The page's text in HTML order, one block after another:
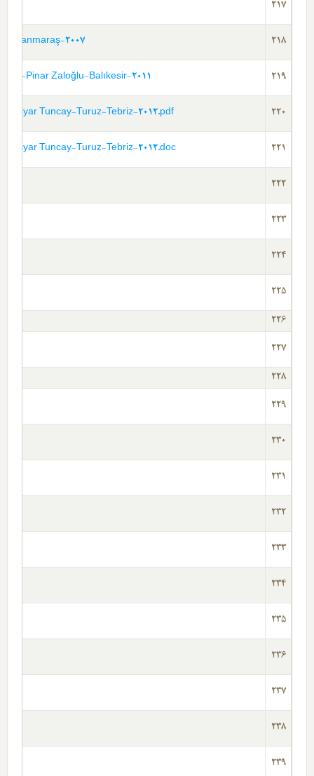
217
218
2007
219
Pinar Zaloğlu-Balıkesir-2011
220
Tuncay-Turuz-Tebriz-2012.pdf
221
Tuncay-Turuz-Tebriz-2012.doc
222
223
224
225
226
227
228
229
230
231
232
233
234
235
236
237
238
239